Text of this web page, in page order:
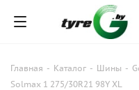
Главная - Каталог - Шины -
Solmax 1 275/30R21 98Y XL